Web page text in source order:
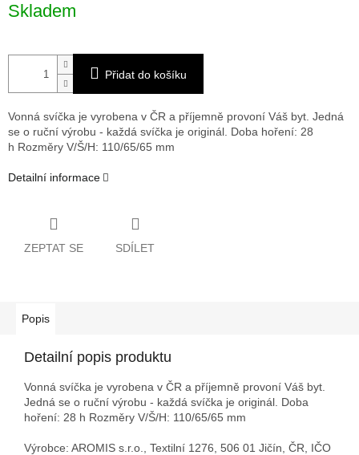
cena:
Skladem
Přidat do košíku
Vonná svíčka je vyrobena v ČR a příjemně provoní Váš byt. Jedná
se o ruční výrobu - každá svíčka je originál. Doba hoření: 28
h Rozměry V/Š/H: 110/65/65 mm
Detailní informace
ZEPTAT SE SDÍLET
Popis
Detailní popis produktu
Vonná svíčka je vyrobena v ČR a příjemně provoní Váš byt.
Jedná se o ruční výrobu - každá svíčka je originál. Doba
hoření: 28 h Rozměry V/Š/H: 110/65/65 mm
Výrobce: AROMIS s.r.o., Textilní 1276, 506 01 Jičín, ČR, IČO